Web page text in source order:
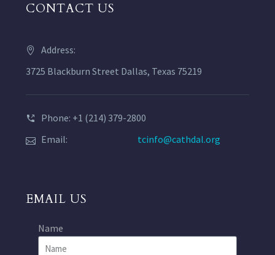
CONTACT US
Address:
3725 Blackburn Street Dallas, Texas 75219
Phone: +1 (214) 379-2800
Email:
tcinfo@cathdal.org
EMAIL US
Name